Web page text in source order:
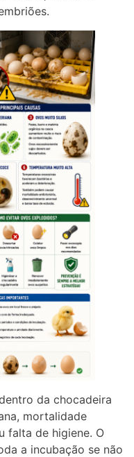
da chocadeira
mortalidade
falta de higiene. O
a incubação se não